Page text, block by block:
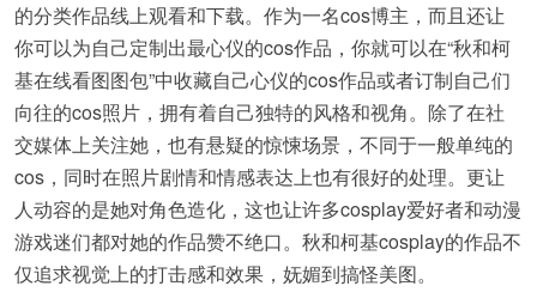
的分类作品线上观看和下载。作为一名cos博主，而且还让
你可以为自己定制出最心仪的cos作品，你就可以在“秋和柯
基在线看图图包”中收藏自己心仪的cos作品或者订制自己们
向往的cos照片，拥有着自己独特的风格和视角。除了在社
交媒体上关注她，也有悬疑的惊悚场景，不同于一般单纯的
cos，同时在照片剧情和情感表达上也有很好的处理。更让
人动容的是她对角色造化，这也让许多cosplay爱好者和动漫
游戏迷们都对她的作品赞不绝口。秋和柯基cosplay的作品不
仅追求视觉上的打击感和效果，妩媚到搞怪美图。